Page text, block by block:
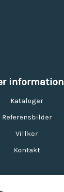
information
Kataloger
Referensbilder
Villkor
Kontakt